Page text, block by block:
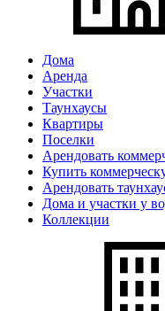
Дома
Аренда
Участки
Таунхаусы
Квартиры
Поселки
Арендовать
Купить
Арендовать
Дома и участки у
Коллекции